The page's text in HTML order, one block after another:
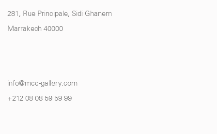
281, Rue Principale, Sidi Ghanem
Marrakech 40000
info@mcc-gallery.com
+212 08 08 59 59 99